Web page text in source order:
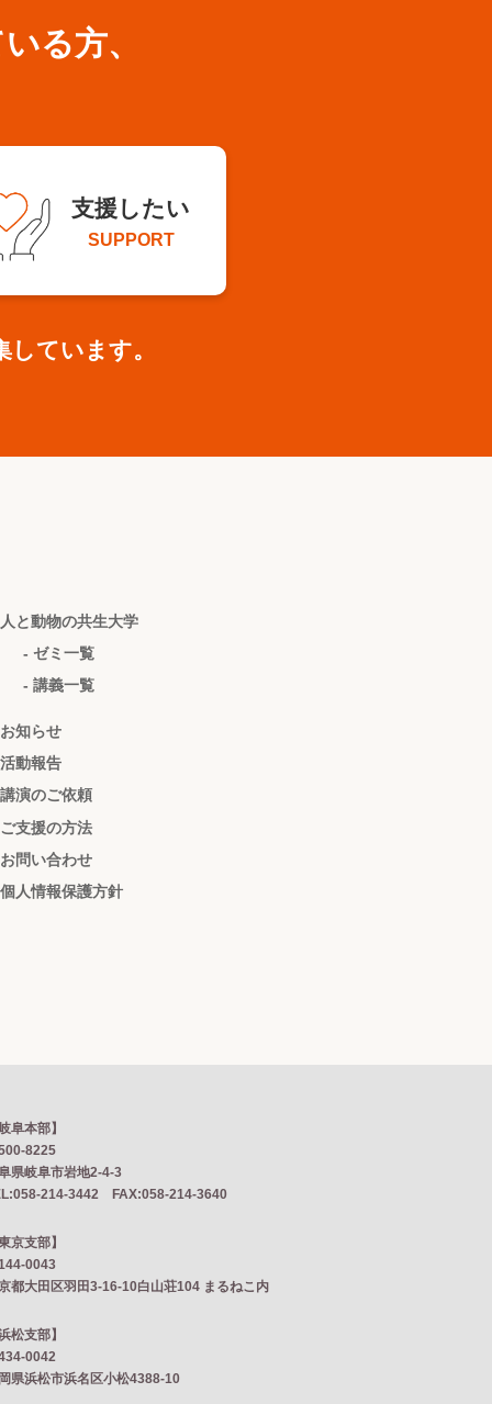
る方、
支援したい
SUPPORT
ています。
人と動物の共生大学
- ゼミ一覧
- 講義一覧
お知らせ
活動報告
講演のご依頼
ご支援の方法
お問い合わせ
個人情報保護方針
岐阜本部】
8225
県岐阜市岩地2‐4‐3
214-3442 FAX:058-214-3640
東京支部】
0043
都大田区羽田3-16-10白山荘104 まるねこ内
浜松支部】
0042
県浜松市浜名区小松4388-10